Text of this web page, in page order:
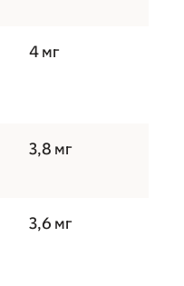
4 мг
3,8 мг
3,6 мг